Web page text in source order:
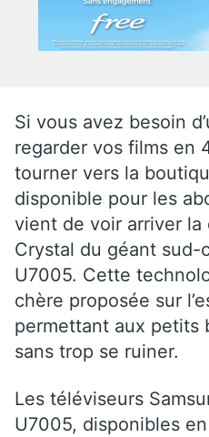
Si vous avez besoin
regarder vos films en
tourner vers la
disponible pour les
vient de voir arriver la
Crystal du géant sud-
U7005. Cette
chère proposée sur
permettant aux petits
sans trop se ruiner.
Les téléviseurs
U7005, disponibles